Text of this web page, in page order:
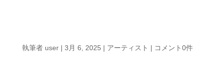
執筆者 user| 3月 6, 2025 | アーティスト | コメント0件